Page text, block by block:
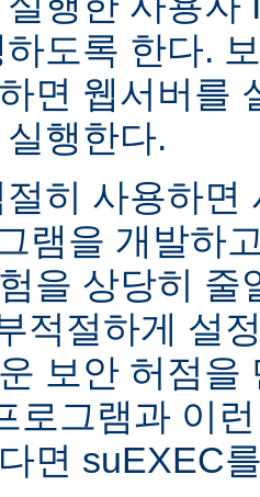
도록 한다.
면 웹서버를
행한다.
히 사용하면
램을 개발하
을 상당히 줄
적절하게 설
보안 허점을
로그램과 이
면 suEXEC